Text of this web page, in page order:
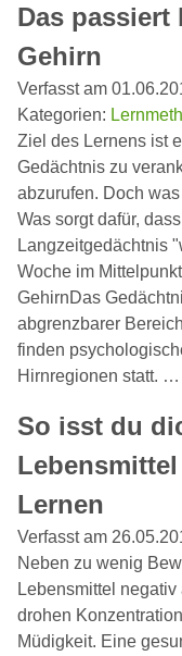
Das passiert
Gehirn
Verfasst am
Kategorien:
Ziel des Lernens ist
Gedächtnis zu
abzurufen. Doch
Was sorgt dafür,
Langzeitgedächtnis
Woche im
GehirnDas
abgrenzbarer
finden
Hirnregionen statt. …
So isst du
Lernen
Verfasst am
Neben zu wenig
Lebensmittel
drohen
Müdigkeit. Eine